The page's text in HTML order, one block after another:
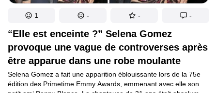
“Elle est enceinte ?” Selena Gomez
provoque une vague de controverses après
être apparue dans une robe moulante
Selena Gomez a fait une apparition éblouissante lors de la 75e
édition des Primetime Emmy Awards, emmenant avec elle son
1 - - -